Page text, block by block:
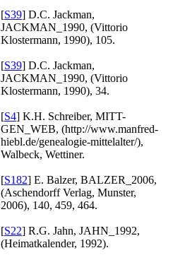
[S39] D.C. Jackman,
JACKMAN_1990, (Vittorio
Klostermann, 1990), 105.
[S39] D.C. Jackman,
JACKMAN_1990, (Vittorio
Klostermann, 1990), 34.
[S4] K.H. Schreiber, MITT-
GEN_WEB, (http://www.manfred-
hiebl.de/genealogie-mittelalter/),
Walbeck, Wettiner.
[S182] E. Balzer, BALZER_2006,
(Aschendorff Verlag, Munster,
2006), 140, 459, 464.
[S22] R.G. Jahn, JAHN_1992,
(Heimatkalender, 1992).